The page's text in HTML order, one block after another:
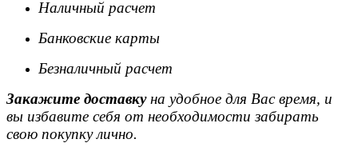
Наличный расчет
Банковские карты
Безналичный расчет
Закажите доставкуна удобное для Вас время, и
вы избавите себя от необходимости забирать
свою покупку лично.